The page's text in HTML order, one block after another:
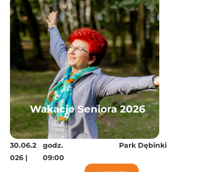
Wakacje Seniora 2026
30.06.2
026 |
godz.
09:00
Park Dębinki